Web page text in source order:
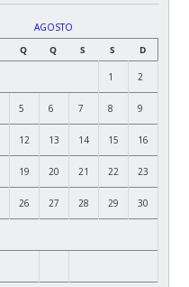
AGOSTO
Q Q S S D
1 2
5 6 7 8 9
12 13 14 15 16
19 20 21 22 23
26 27 28 29 30